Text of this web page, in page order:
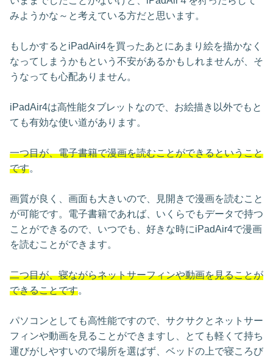
みようかな～と考えている方だと思います。
もしかするとiPadAir4を買ったあとにあまり絵を描かなく
なってしまうかもという不安があるかもしれませんが、そ
うなっても心配ありません。
iPadAir4は高性能タブレットなので、お絵描き以外でもと
ても有効な使い道があります。
一つ目が、電子書籍で漫画を読むことができるということ
です。
画質が良く、画面も大きいので、見開きで漫画を読むこと
が可能です。電子書籍であれば、いくらでもデータで持つ
ことができるので、いつでも、好きな時にiPadAir4で漫画
を読むことができます。
二つ目が、寝ながらネットサーフィンや動画を見ることが
できることです。
パソコンとしても高性能ですので、サクサクとネットサー
フィンや動画を見ることができますし、とても軽くて持ち
運びがしやすいので場所を選ばず、ベッドの上で寝ころび